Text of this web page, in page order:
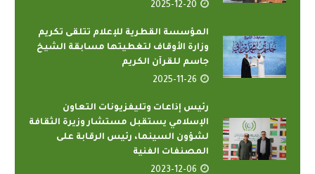
2025-12-20
المؤسسة القطرية للإعلام تتلقى تكريم
وزارة الأوقاف لتغطيتها مسابقة الشيخ
جاسم للقرآن الكريم
2025-11-26
رئيس إذاعات وتليفزيونات التعاون
الإسلامي يستقبل مستشار وزيرة الثقافة
لشؤون السينما، رئيس الرقابة على
المصنفات الفنية
2023-12-06